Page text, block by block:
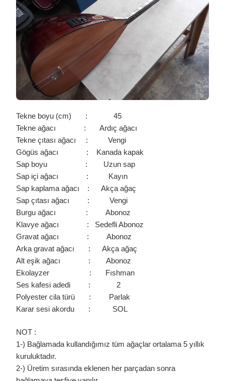
ARDIÇ
TEBER
BAĞLAMA
/
IÇIN
Tekne boyu (cm) : 45
Tekne ağacı : Ardıç ağacı
Tekne çıtası ağacı : Vengi
Gögüs ağacı : Kanada kapak
Sap boyu : Uzun sap
Sap içi ağacı : Kayın
Sap kaplama ağacı : Akça ağaç
Sap çıtası ağacı : Vengi
Burgu ağacı : Abonoz
Klavye ağacı : Sedefli Abonoz
Gravat ağacı : Abonoz
Arka gravat ağacı : Akça ağaç
Alt eşik ağacı : Abonoz
Ekolayzer : Fıshman
Ses kafesi adedi : 2
Polyester cila türü : Parlak
Karar sesi akordu : SOL
NOT :
1-) Bağlamada kullandığımız tüm ağaçlar ortalama 5 yıllık
kuruluktadır.
2-) Üretim sırasında eklenen her parçadan sonra